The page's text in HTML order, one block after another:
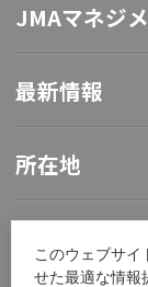
このウェブサイ
せた最適な情報
JMAマネジ
最新情報
所在地